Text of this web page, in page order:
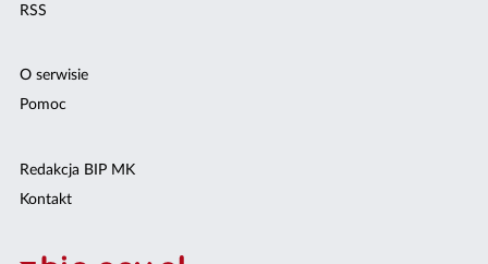
RSS
O serwisie
Pomoc
Redakcja BIP MK
Kontakt